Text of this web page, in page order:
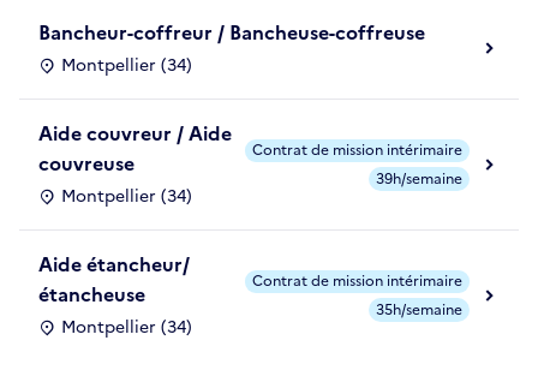
Bancheur-coffreur / Bancheuse-coffreuse
Montpellier (34)
Aide couvreur / Aide
couvreuse
Montpellier (34)
Contrat de mission intérimaire
39h/semaine
Aide étancheur/
étancheuse
Montpellier (34)
Contrat de mission intérimaire
35h/semaine